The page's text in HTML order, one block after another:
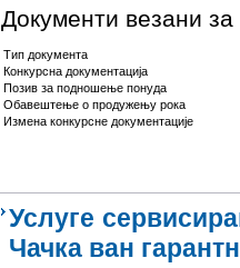
Документи везани за
Тип документа
Конкурсна документација
Позив за подношење понуда
Обавештење о продужењу рока
Измена конкурсне документације
Услуге
Чачка ван